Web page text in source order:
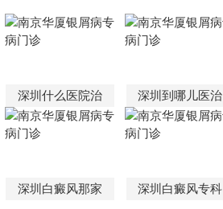
深圳什么医院治 深圳到哪儿医治
深圳白癜风那家 深圳白癜风专科